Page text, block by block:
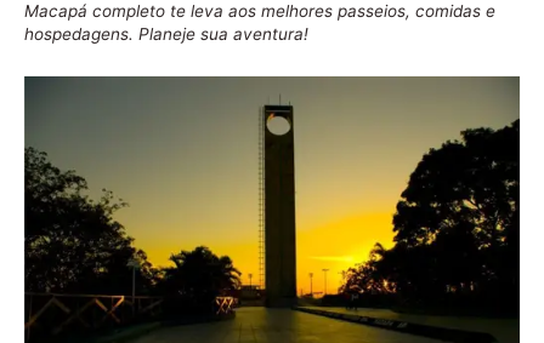
Macapá completo te leva aos melhores passeios, comidas e
hospedagens. Planeje sua aventura!